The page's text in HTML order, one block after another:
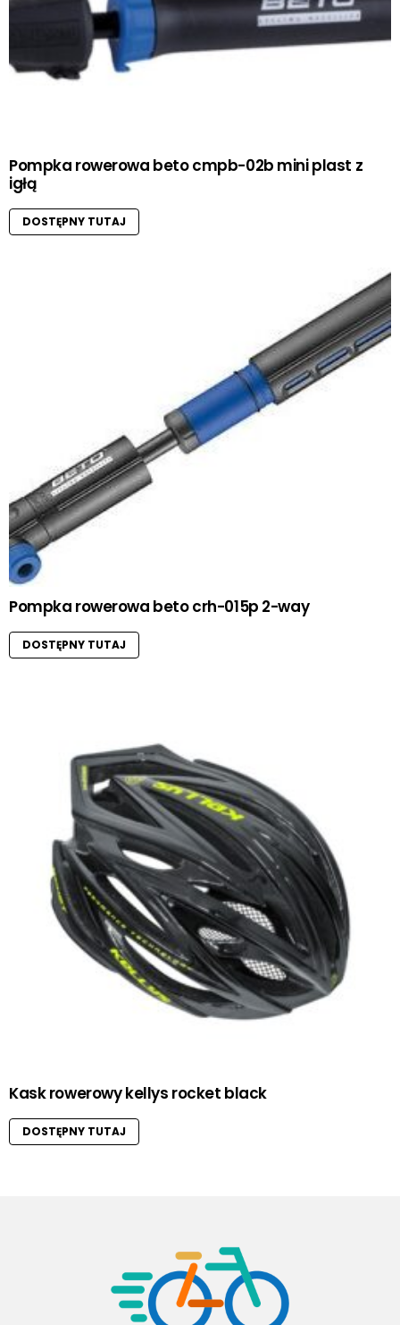
Pompka rowerowa beto cmpb-02b mini plast z
igłą
DOSTĘPNY TUTAJ
Pompka rowerowa beto crh-015p 2-way
DOSTĘPNY TUTAJ
Kask rowerowy kellys rocket black
DOSTĘPNY TUTAJ